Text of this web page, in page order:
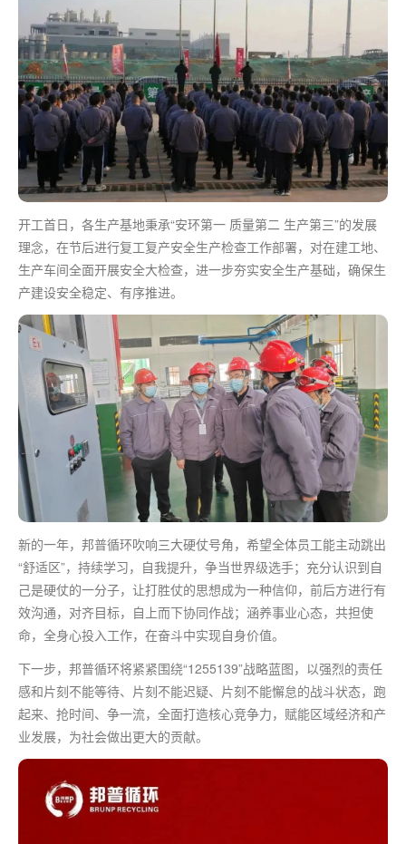
开工首日，各生产基地秉承“安环第一 质量第二 生产第三”的发展
理念，在节后进行复工复产安全生产检查工作部署，对在建工地、
生产车间全面开展安全大检查，进一步夯实安全生产基础，确保生
产建设安全稳定、有序推进。
新的一年，邦普循环吹响三大硬仗号角，希望全体员工能主动跳出
“舒适区”，持续学习，自我提升，争当世界级选手；充分认识到自
己是硬仗的一分子，让打胜仗的思想成为一种信仰，前后方进行有
效沟通，对齐目标，自上而下协同作战；涵养事业心态，共担使
命，全身心投入工作，在奋斗中实现自身价值。
下一步，邦普循环将紧紧围绕“1255139”战略蓝图，以强烈的责任
感和片刻不能等待、片刻不能迟疑、片刻不能懈怠的战斗状态，跑
起来、抢时间、争一流，全面打造核心竞争力，赋能区域经济和产
业发展，为社会做出更大的贡献。